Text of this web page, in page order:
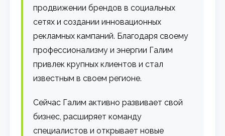
продвижении брендов в социальных
сетях и создании инновационных
рекламных кампаний. Благодаря своему
профессионализму и энергии Галим
привлек крупных клиентов и стал
известным в своем регионе.
Сейчас Галим активно развивает свой
бизнес, расширяет команду
специалистов и открывает новые